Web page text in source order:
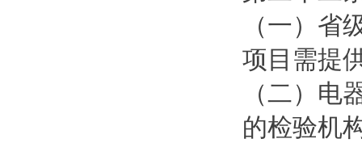
（一）
项目需提
（二）
的检验机